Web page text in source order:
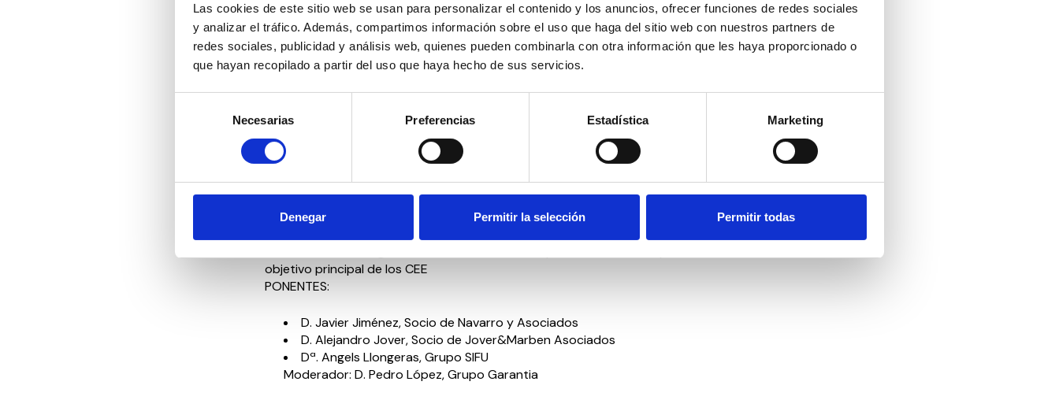
Las cookies de este sitio web se usan para personalizar el contenido y los anuncios, ofrecer funciones de redes sociales
y analizar el tráfico. Además, compartimos información sobre el uso que haga del sitio web con nuestros partners de
redes sociales, publicidad y análisis web, quienes pueden combinarla con otra información que les haya proporcionado o
que hayan recopilado a partir del uso que haya hecho de sus servicios.
consentimiento
Necesarias Preferencias Estadística Marketing
Denegar Permitir la selección Permitir todas
17:00- 17:30 Coloquio con Mar Galcerán – Primera diputada española con Síndrome
de Down
Moderadora: Dª. Mar Cortés, Gerente de CONACEE
17:40-18:20 Premios CONACEE
Viernes, 21 de febrero: CENTROS ESPECIALES DE EMPLEO: EL FUTURO DE LOS CEE Y SUS
TRABAJADORES
Maestra de Ceremonias – Dª. Sara Andrés Barrio
9:00 – 9:30 Acreditación Congresistas
objetivo principal de los CEE
PONENTES:
D. Javier Jiménez, Socio de Navarro y Asociados
D. Alejandro Jover, Socio de Jover&Marben Asociados
Dª. Angels Llongeras, Grupo SIFU
Moderador: D. Pedro López, Grupo Garantia